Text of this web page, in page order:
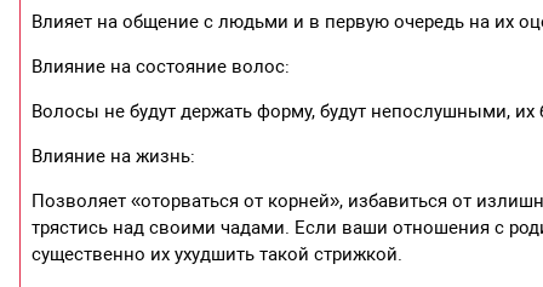
Влияет на общение с людьми и в первую очередь на их
Влияние на состояние волос:
Волосы не будут держать форму, будут непослушными, их
Влияние на жизнь:
Позволяет «оторваться от корней», избавиться от
трястись над своими чадами. Если ваши отношения с
существенно их ухудшить такой стрижкой.